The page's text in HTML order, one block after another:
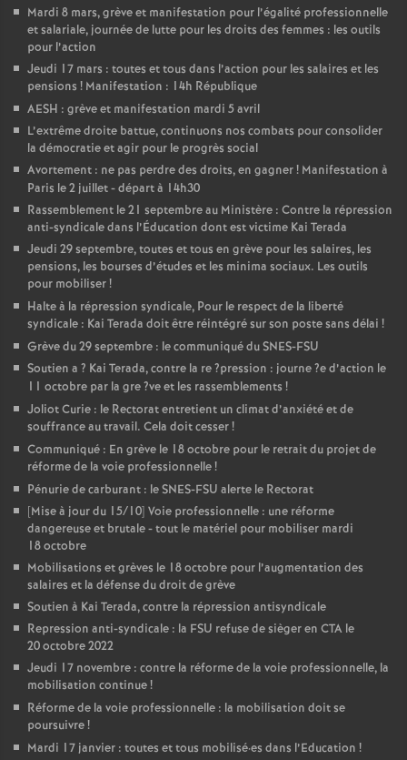
Mardi 8 mars, grève et manifestation pour l’égalité professionnelle
et salariale, journée de lutte pour les droits des femmes : les outils
pour l’action
Jeudi 17 mars : toutes et tous dans l’action pour les salaires et les
pensions ! Manifestation : 14h République
AESH : grève et manifestation mardi 5 avril
L’extrême droite battue, continuons nos combats pour consolider
la démocratie et agir pour le progrès social
Avortement : ne pas perdre des droits, en gagner! Manifestation à
Paris le 2 juillet - départ à 14h30
Rassemblement le 21 septembre au Ministère : Contre la répression
anti-syndicale dans l’Éducation dont est victime Kai Terada
Jeudi 29 septembre, toutes et tous en grève pour les salaires, les
pensions, les bourses d’études et les minima sociaux. Les outils
pour mobiliser!
Halte à la répression syndicale, Pour le respect de la liberté
syndicale : Kai Terada doit être réintégré sur son poste sans délai !
Grève du 29 septembre : le communiqué du SNES-FSU
Soutien a ? Kai Terada, contre la re?pression : journe?e d’action le
11 octobre par la gre?ve et les rassemblements !
Joliot Curie : le Rectorat entretient un climat d’anxiété et de
souffrance au travail. Cela doit cesser!
Communiqué : En grève le 18 octobre pour le retrait du projet de
réforme de la voie professionnelle!
Pénurie de carburant : le SNES-FSU alerte le Rectorat
[Mise à jour du 15/10] Voie professionnelle : une réforme
dangereuse et brutale - tout le matériel pour mobiliser mardi
18 octobre
Mobilisations et grèves le 18 octobre pour l’augmentation des
salaires et la défense du droit de grève
Soutien à Kai Terada, contre la répression antisyndicale
Repression anti-syndicale : la FSU refuse de sièger en CTA le
20 octobre 2022
Jeudi 17 novembre : contre la réforme de la voie professionnelle, la
mobilisation continue!
Réforme de la voie professionnelle : la mobilisation doit se
poursuivre!
Mardi 17 janvier : toutes et tous mobilisé·es dans l’Education !